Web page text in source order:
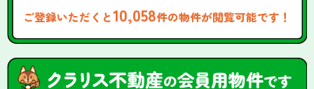
ご登録いただくと10,058件の物件が閲覧可能です！